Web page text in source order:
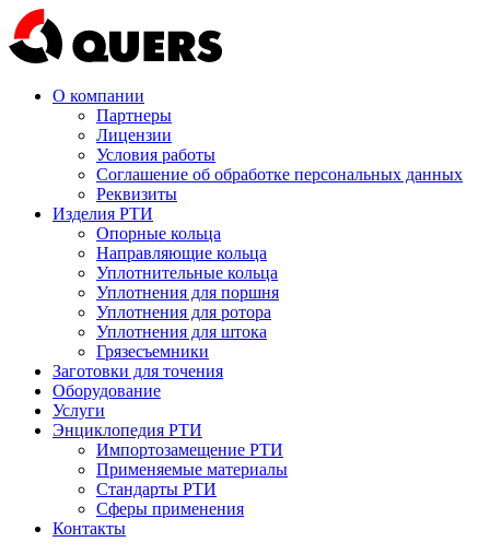
О компании
Партнеры
Лицензии
Условия работы
Соглашение об обработке персональных данных
Реквизиты
Изделия РТИ
Опорные кольца
Направляющие кольца
Уплотнительные кольца
Уплотнения для поршня
Уплотнения для ротора
Уплотнения для штока
Грязесъемники
Заготовки для точения
Оборудование
Услуги
Энциклопедия РТИ
Импортозамещение РТИ
Применяемые материалы
Стандарты РТИ
Сферы применения
Контакты